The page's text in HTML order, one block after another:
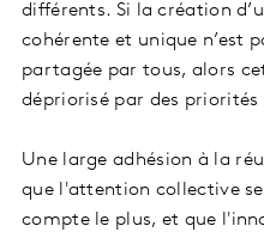
différents. Si la création
cohérente et unique n’est
partagée par tous, alors
dépriorisé par des
Une large adhésion à la
que l'attention collective
compte le plus, et que